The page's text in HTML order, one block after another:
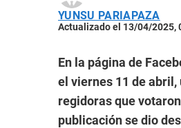
YUNSU PARIAPAZA
Actualizado el 13/04/2025,
En la página de
el viernes 11 de
regidoras que
publicación se dio